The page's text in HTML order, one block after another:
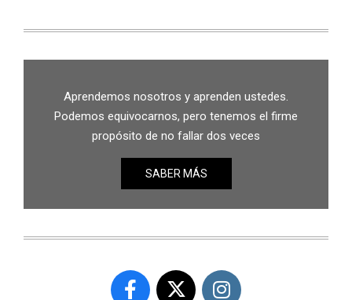
Aprendemos nosotros y aprenden ustedes.
Podemos equivocarnos, pero tenemos el firme
propósito de no fallar dos veces
SABER MÁS